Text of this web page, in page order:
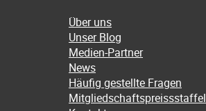
Über uns
Unser Blog
Medien-Partner
News
Häufig gestellte Fragen
Mitgliedschaftspreissstaffel